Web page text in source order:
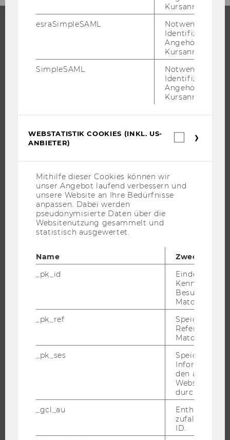
WARUM WU?
BEWERBUNG UND ZULASSUNG
ANGEBOTE FÜR SCHULEN UND STUDIENINTERESSIERTE
STUDENT CLUBS
FORSCHUNGSPORTAL
FORSCHENDE
FORSCHUNGSINFRASTRUKTUR
ORGANISATION
WIRTSCHAFT UND GESELLSCHAFT
Kursanmeldung.
esraSimpleSAML
Notwendig zur
Identifizierung
Angehörige/r für
Kursanmeldung.
SimpleSAML
Notwendig zur
Identifizierung
Angehörige/r für
Kursanmeldung.
WEBSTATISTIK COOKIES (INKL. US-
ANBIETER)
Mithilfe dieser Cookies können wir
unser Angebot laufend verbessern und
unsere Website an Ihre Bedürfnisse
anpassen. Dabei werden
pseudonymisierte Daten über die
Websitenutzung gesammelt und
statistisch ausgewertet.
Name
Zweck
_pk_id
Eindeutige
Besuchers
Matomo.
_pk_ref
Speicherung
Referrers
Matomo.
_pk_ses
Speicherung
den aktuellen
durch
_gcl_au
Enthält eine
ID.